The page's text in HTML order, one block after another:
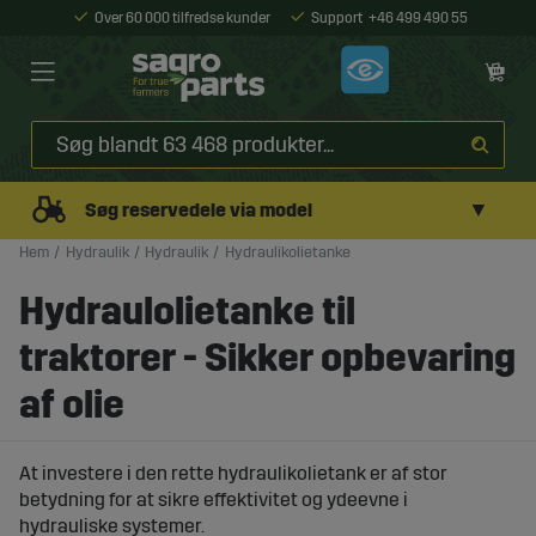
Over 60 000 tilfredse kunder Support +46 499 490 55
Søg reservedele via model ▼
Hem Hydraulik Hydraulik Hydraulikolietanke
Hydraulolietanke til
traktorer - Sikker opbevaring
af olie
At investere i den rette hydraulikolietank er af stor
betydning for at sikre effektivitet og ydeevne i
hydrauliske systemer.